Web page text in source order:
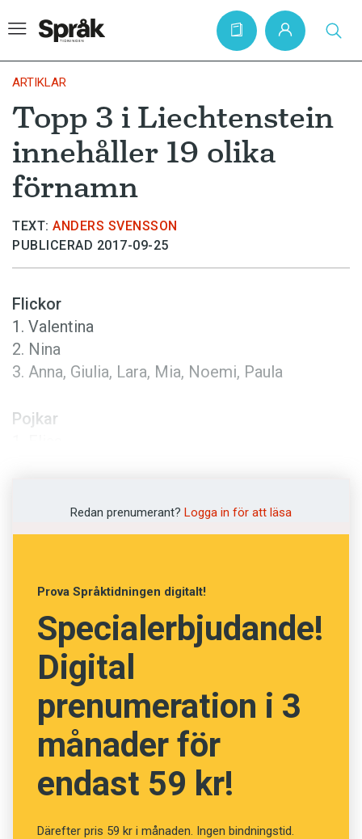
Hem
Artiklar
Krönikor
Språkfrågor
Skrivtips
Kviss
Podden
Anmäl till språkpolisen
Annonsera
ARTIKLAR
Topp 3 i Liechtenstein
innehåller 19 olika
förnamn
TEXT: ANDERS SVENSSON
PUBLICERAD 2017-09-25
Flickor
1. Valentina
2. Nina
3. Anna, Giulia, Lara, Mia, Noemi, Paula
Pojkar
Redan prenumerant? Logga in för att läsa
Prova Språktidningen digitalt!
Specialerbjudande!
Digital
prenumeration i 3
månader för
endast 59 kr!
Därefter pris 59 kr i månaden. Ingen bindningstid.